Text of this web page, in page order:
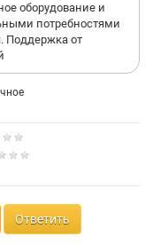
оборудование и
потребностями
Поддержка от
Ответить